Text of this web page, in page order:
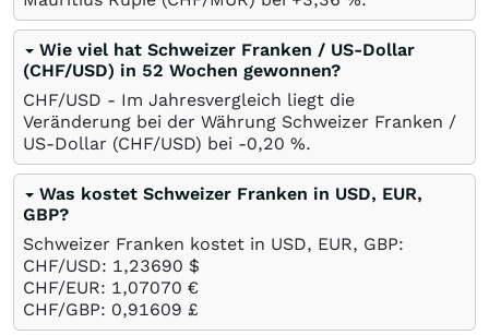
Wie viel hat Schweizer Franken / US-Dollar
(CHF/USD) in 52 Wochen gewonnen?
CHF/USD - Im Jahresvergleich liegt die
Veränderung bei der Währung Schweizer Franken /
US-Dollar (CHF/USD) bei -0,20 %.
Was kostet Schweizer Franken in USD, EUR,
GBP?
Schweizer Franken kostet in USD, EUR, GBP:
CHF/USD: 1,23690 $
CHF/EUR: 1,07070 €
CHF/GBP: 0,91609 £